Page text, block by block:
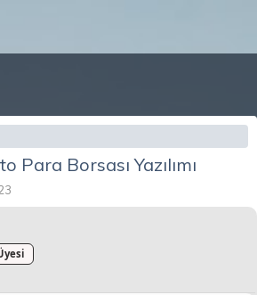
Para Borsası Yazılımı